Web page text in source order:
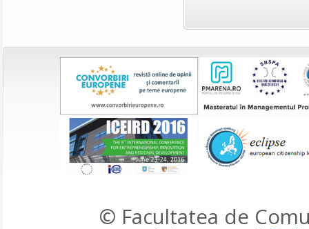
© Facultatea de